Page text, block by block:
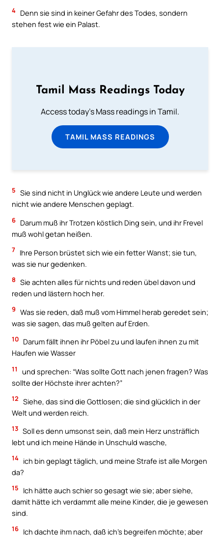
4 Denn sie sind in keiner Gefahr des Todes, sondern
stehen fest wie ein Palast.
Tamil Mass Readings Today
Access today's Mass readings in Tamil.
TAMIL MASS READINGS
5 Sie sind nicht in Unglück wie andere Leute und werden
nicht wie andere Menschen geplagt.
6 Darum muß ihr Trotzen köstlich Ding sein, und ihr Frevel
muß wohl getan heißen.
7 Ihre Person brüstet sich wie ein fetter Wanst; sie tun,
was sie nur gedenken.
8 Sie achten alles für nichts und reden übel davon und
reden und lästern hoch her.
9 Was sie reden, daß muß vom Himmel herab geredet sein;
was sie sagen, das muß gelten auf Erden.
10 Darum fällt ihnen ihr Pöbel zu und laufen ihnen zu mit
Haufen wie Wasser
11
und sprechen: “Was sollte Gott nach jenen fragen? Was
sollte der Höchste ihrer achten?”
12 Siehe, das sind die Gottlosen; die sind glücklich in der
Welt und werden reich.
13 Soll es denn umsonst sein, daß mein Herz unsträflich
lebt und ich meine Hände in Unschuld wasche,
14 ich bin geplagt täglich, und meine Strafe ist alle Morgen
da?
15
Ich hätte auch schier so gesagt wie sie; aber siehe,
damit hätte ich verdammt alle meine Kinder, die je gewesen
sind.
16 Ich dachte ihm nach, daß ich’s begreifen möchte; aber